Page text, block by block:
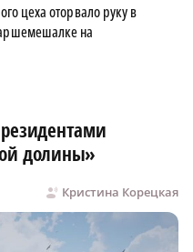
цеха оторвало руку в
на
долины»
Кристина Корецкая